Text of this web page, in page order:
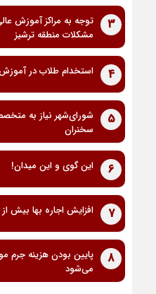
3
توجه به مراکز آموزش
مشکلات منطقه ترشیز
4 استخدام طلاب در
5
شورای‌شهر نیاز به
سخنران
6 این گوی و این میدان!
7 افزایش اجاره بها بیش از 15 درصد ممنوع
8
پایین بودن هزینه جرم
می‌شود